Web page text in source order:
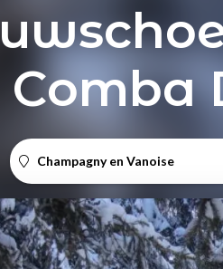
Comba
Champagny en Vanoise